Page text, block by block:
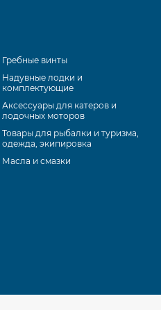
Гребные винты
Надувные лодки и
комплектующие
Аксессуары для катеров и
лодочных моторов
Товары для рыбалки и туризма,
одежда, экипировка
Масла и смазки